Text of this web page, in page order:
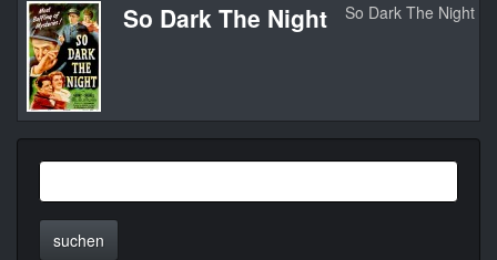
So Dark The Night So Dark The Night
suchen